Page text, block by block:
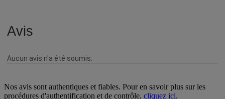
Nos avis sont authentiques et fiables. Pour en savoir plus sur les
procédures d'authentification et de contrôle, cliquez ici.